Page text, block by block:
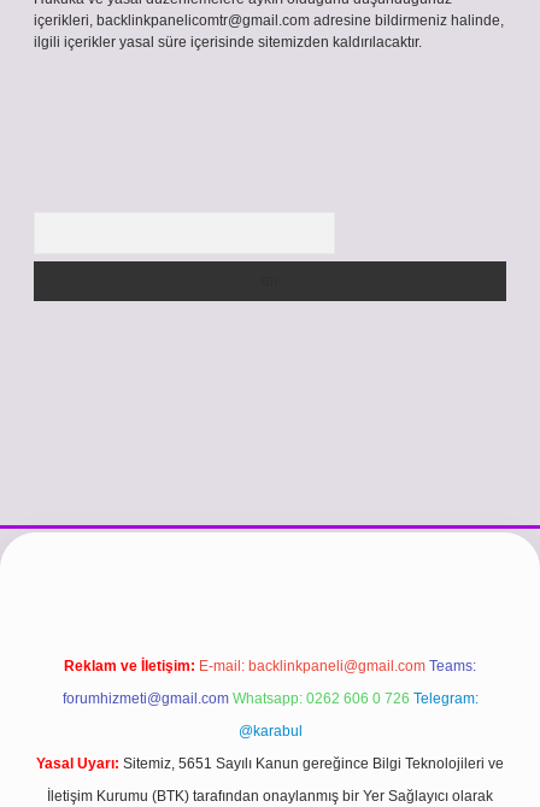
içerikleri, backlinkpanelicomtr@gmail.com adresine bildirmeniz halinde,
ilgili içerikler yasal süre içerisinde sitemizden kaldırılacaktır.
vdcasino güncel girişhttps://www.betexper.xyz/betci.cobetci
Reklam ve İletişim: E-mail: backlinkpaneli@gmail.com Teams:
forumhizmeti@gmail.com Whatsapp: 0262 606 0 726 Telegram:
@karabul
Yasal Uyarı: Sitemiz, 5651 Sayılı Kanun gereğince Bilgi Teknolojileri ve
İletişim Kurumu (BTK) tarafından onaylanmış bir Yer Sağlayıcı olarak